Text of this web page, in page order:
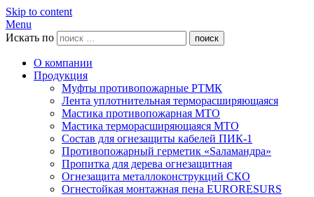
Skip to content
Menu
Искать по
поиск
О компании
Продукция
Муфты противопожарные РТМК
Лента уплотнительная терморасширяющаяся
Мастика противопожарная МТО
Мастика терморасширяющаяся МТО
Состав для огнезащиты кабелей ПИК-1
Противопожарный герметик «Sаламандра»
Пропитка для дерева огнезащитная
Огнезащита металлоконструкций СКО
Огнестойкая монтажная пена EURORESURS